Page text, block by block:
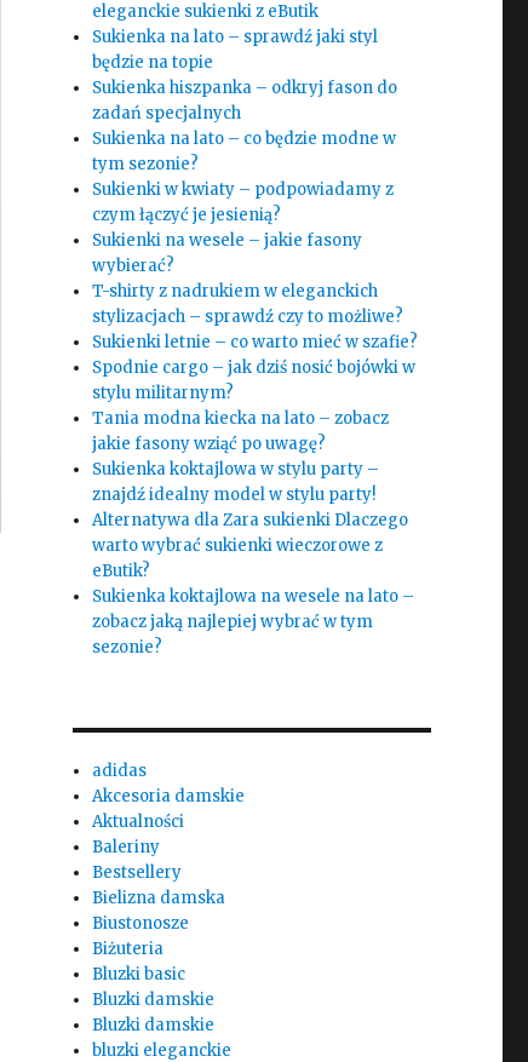
eleganckie sukienki z eButik
Sukienka na lato – sprawdź jaki styl
będzie na topie
Sukienka hiszpanka – odkryj fason do
zadań specjalnych
Sukienka na lato – co będzie modne w
tym sezonie?
Sukienki w kwiaty – podpowiadamy z
czym łączyć je jesienią?
Sukienki na wesele – jakie fasony
wybierać?
T-shirty z nadrukiem w eleganckich
stylizacjach – sprawdź czy to możliwe?
Sukienki letnie – co warto mieć w szafie?
Spodnie cargo – jak dziś nosić bojówki w
stylu militarnym?
Tania modna kiecka na lato – zobacz
jakie fasony wziąć po uwagę?
Sukienka koktajlowa w stylu party –
znajdź idealny model w stylu party!
Alternatywa dla Zara sukienki Dlaczego
warto wybrać sukienki wieczorowe z
eButik?
Sukienka koktajlowa na wesele na lato –
zobacz jaką najlepiej wybrać w tym
sezonie?
adidas
Akcesoria damskie
Aktualności
Baleriny
Bestsellery
Bielizna damska
Biustonosze
Biżuteria
Bluzki basic
Bluzki damskie
Bluzki damskie
bluzki eleganckie